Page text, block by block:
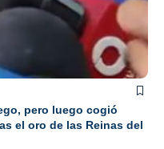
pero luego cogió
el oro de las Reinas del